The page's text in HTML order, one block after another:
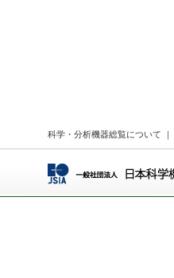
科学・分析機器総覧について ｜